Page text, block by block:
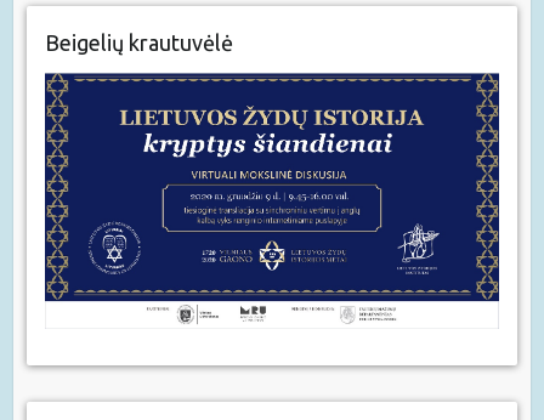
Beigelių krautuvėlė